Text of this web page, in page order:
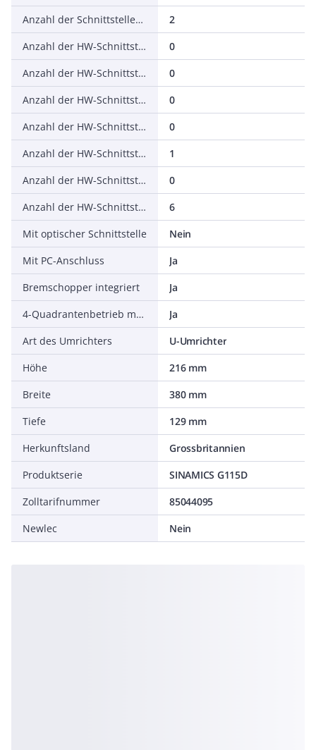
Anzahl der Schnittstellen PROFINET
2
Anzahl der HW-Schnittstellen seriell RS-232
0
Anzahl der HW-Schnittstellen seriell RS-422
0
Anzahl der HW-Schnittstellen seriell RS-485
0
Anzahl der HW-Schnittstellen seriell TTY
0
Anzahl der HW-Schnittstellen USB
1
Anzahl der HW-Schnittstellen parallel
0
Anzahl der HW-Schnittstellen sonstige
6
Mit optischer Schnittstelle
Nein
Mit PC-Anschluss
Ja
Bremschopper integriert
Ja
4-Quadrantenbetrieb möglich
Ja
Art des Umrichters
U-Umrichter
Höhe
216 mm
Breite
380 mm
Tiefe
129 mm
Herkunftsland
Grossbritannien
Produktserie
SINAMICS G115D
Zolltarifnummer
85044095
Newlec
Nein